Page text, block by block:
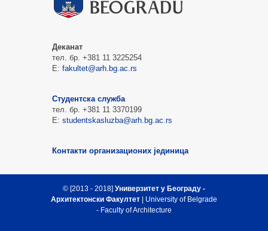
Деканат
тел. бр. +381 11 3225254
Е: fakultet@arh.bg.ac.rs
Студентска служба
тел. бр. +381 11 3370199
Е: studentskasluzba@arh.bg.ac.rs
Контакти организационих јединица
© [2013 - 2018] Универзитет у Београду -
Архитектонски Факултет | University of Belgrade
- Faculty of Architecture